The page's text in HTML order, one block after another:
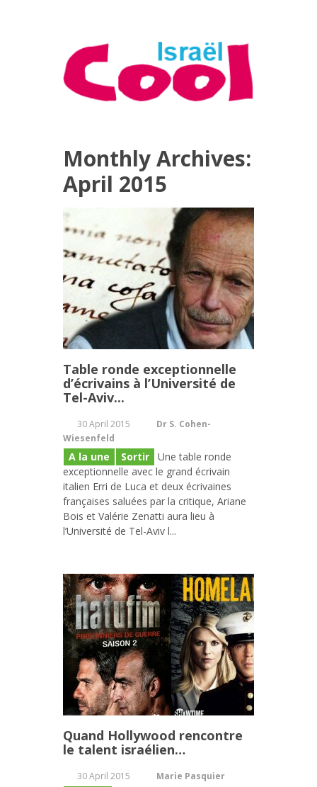
Monthly Archives:
April 2015
Table ronde exceptionnelle
d’écrivains à l’Université de
Tel-Aviv...
30 April 2015
Dr S. Cohen-
Wiesenfeld
A la une Sortir
Une table ronde
exceptionnelle avec le grand écrivain
italien Erri de Luca et deux écrivaines
françaises saluées par la critique, Ariane
Bois et Valérie Zenatti aura lieu à
l’Université de Tel-Aviv l...
Quand Hollywood rencontre
le talent israélien…
30 April 2015 Marie Pasquier